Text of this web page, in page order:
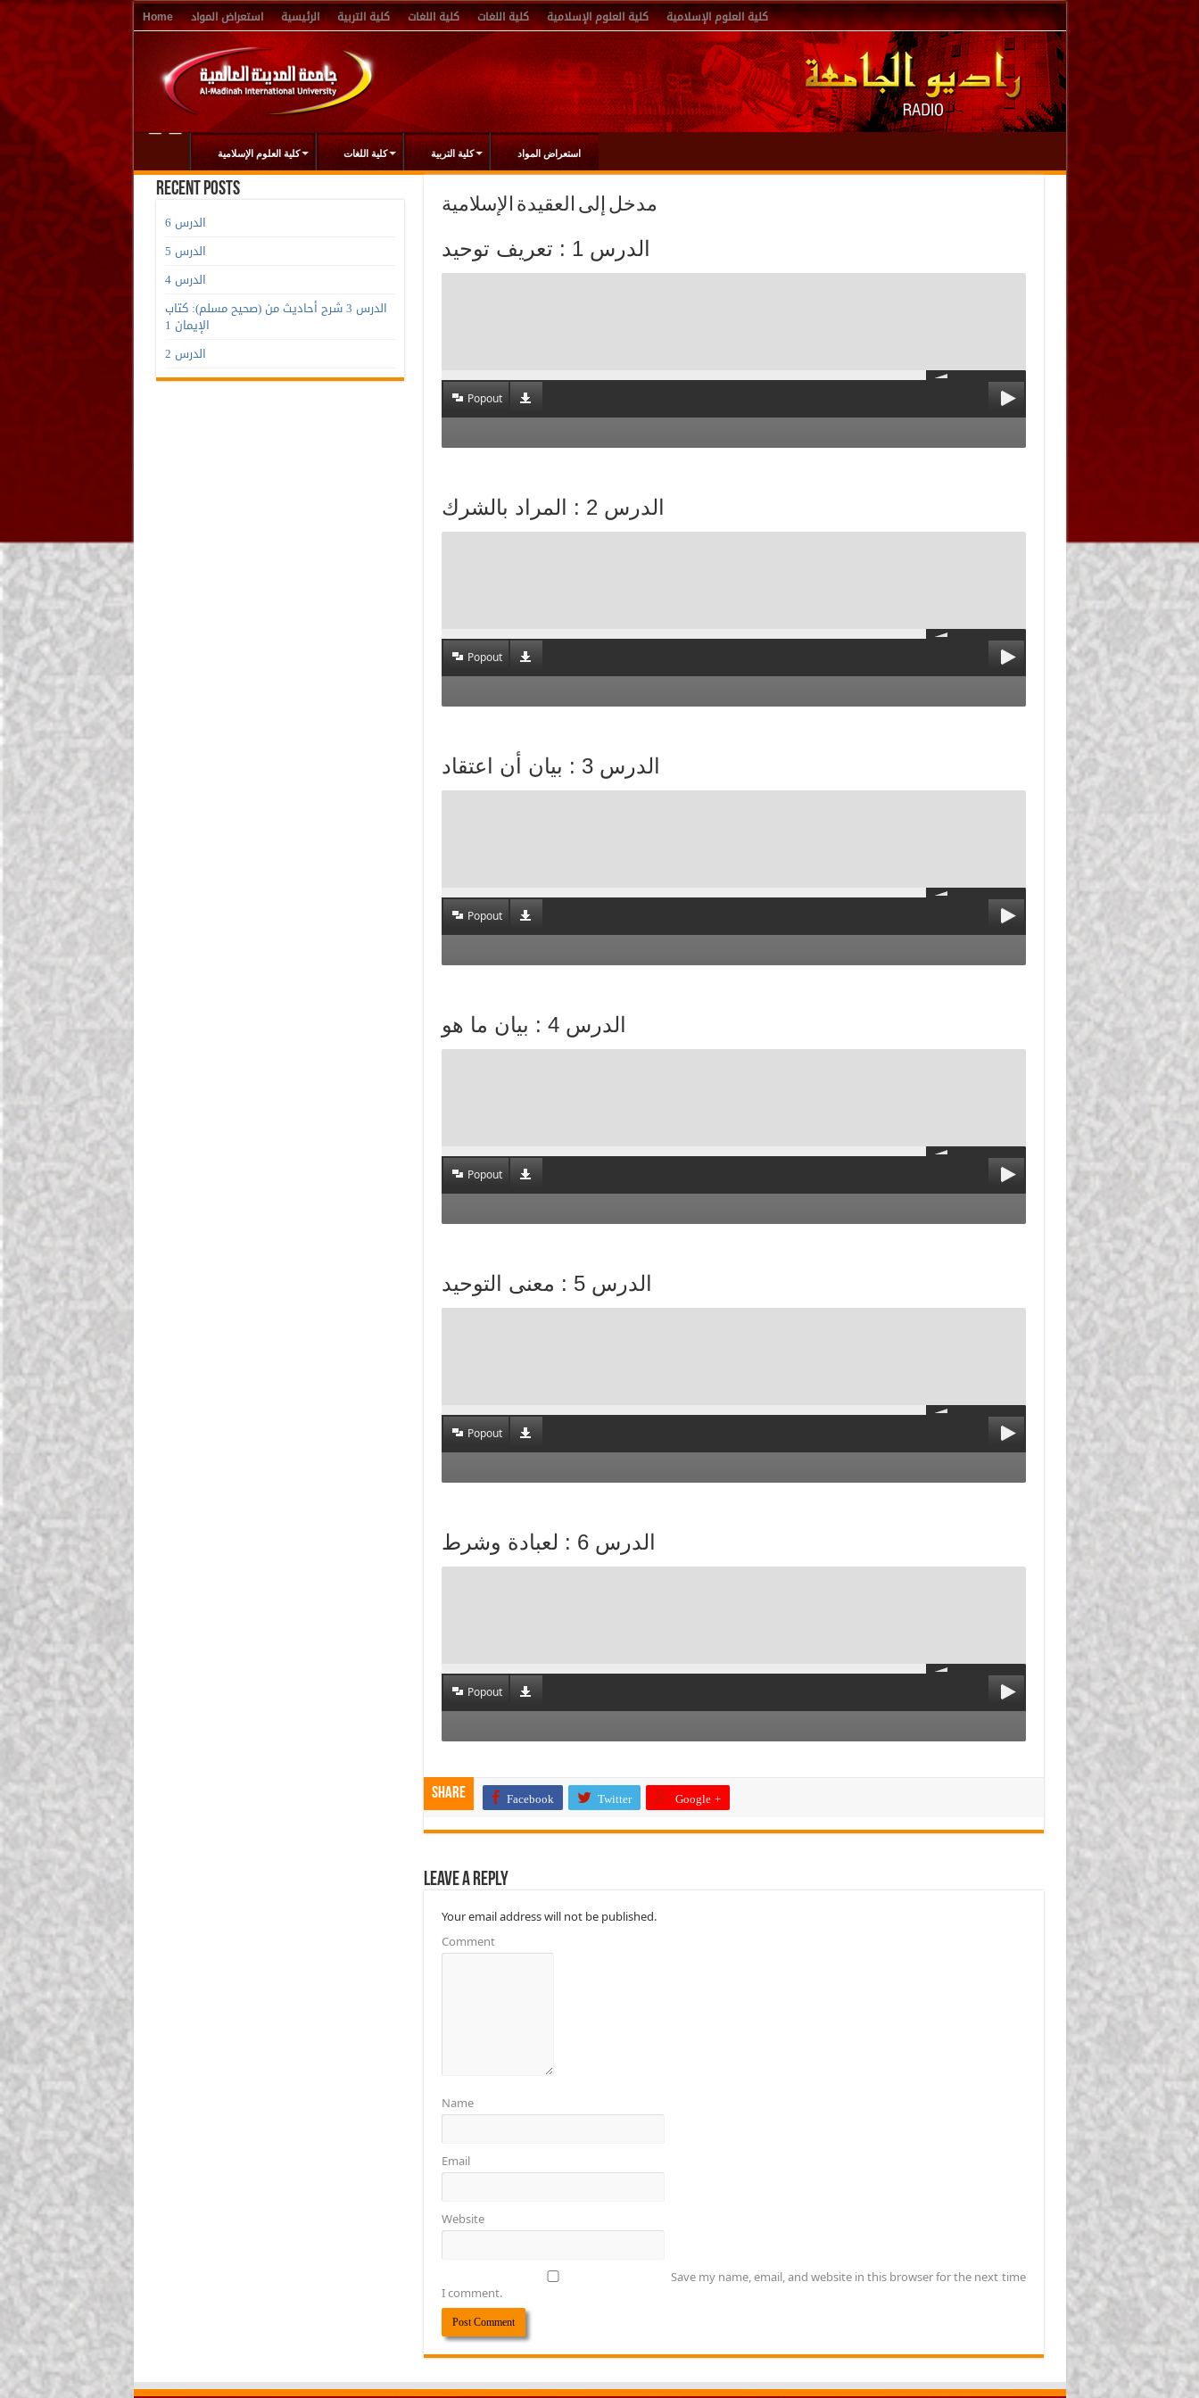
Home استعراض المواد الرئيسية كلية التربية كلية اللغات كلية اللغات كلية العلوم الإسلامية كلية العلوم الإسلامية
كلية العلوم الإسلامية كلية اللغات كلية التربية استعراض المواد
مدخل إلى العقيدة الإسلامية
الدرس 1 : تعريف توحيد
Popout
الدرس 2 : المراد بالشرك
Popout
الدرس 3 : بيان أن اعتقاد
Popout
الدرس 4 : بيان ما هو
Popout
الدرس 5 : معنى التوحيد
Popout
الدرس 6 : لعبادة وشرط
Popout
Share Facebook Twitter Google +
Leave a Reply
Your email address will not be published.
Comment
Name
Email
Website
Save my name, email, and website in this browser for the next time
I comment.
Recent Posts
الدرس 6
الدرس 5
الدرس 4
الدرس 3 شرح أحاديث من (صحيح مسلم): كتاب
الإيمان 1
الدرس 2